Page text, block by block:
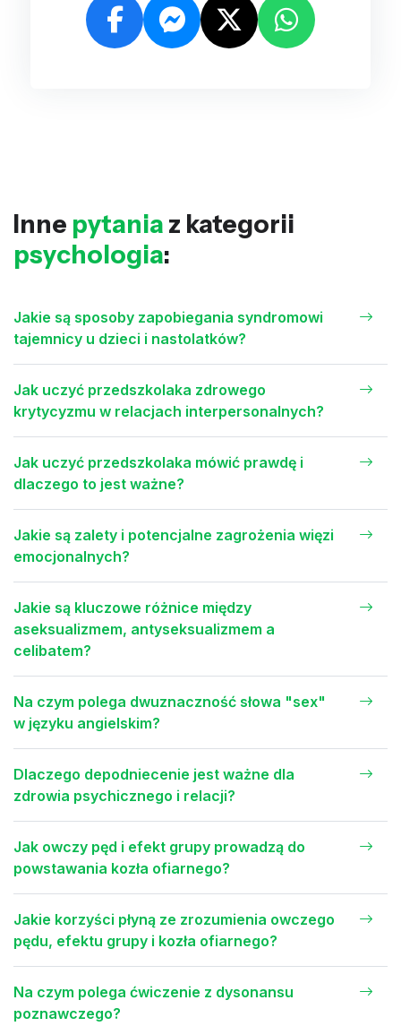
Inne pytania z kategorii
psychologia:
Jakie są sposoby zapobiegania syndromowi
tajemnicy u dzieci i nastolatków?
Jak uczyć przedszkolaka zdrowego
krytycyzmu w relacjach interpersonalnych?
Jak uczyć przedszkolaka mówić prawdę i
dlaczego to jest ważne?
Jakie są zalety i potencjalne zagrożenia więzi
emocjonalnych?
Jakie są kluczowe różnice między
aseksualizmem, antyseksualizmem a
celibatem?
Na czym polega dwuznaczność słowa "sex"
w języku angielskim?
Dlaczego depodniecenie jest ważne dla
zdrowia psychicznego i relacji?
Jak owczy pęd i efekt grupy prowadzą do
powstawania kozła ofiarnego?
Jakie korzyści płyną ze zrozumienia owczego
pędu, efektu grupy i kozła ofiarnego?
Na czym polega ćwiczenie z dysonansu
poznawczego?